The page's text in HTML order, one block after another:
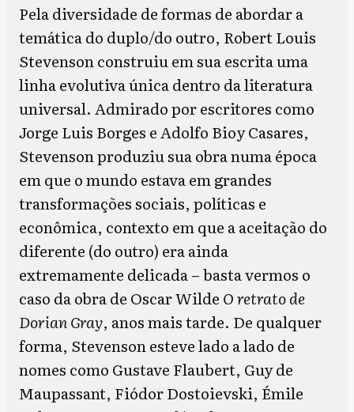
Pela diversidade de formas de abordar a
temática do duplo/do outro, Robert Louis
Stevenson construiu em sua escrita uma
linha evolutiva única dentro da literatura
universal. Admirado por escritores como
Jorge Luis Borges e Adolfo Bioy Casares,
Stevenson produziu sua obra numa época
em que o mundo estava em grandes
transformações sociais, políticas e
econômica, contexto em que a aceitação do
diferente (do outro) era ainda
extremamente delicada – basta vermos o
caso da obra de Oscar Wilde O retrato de
Dorian Gray, anos mais tarde. De qualquer
forma, Stevenson esteve lado a lado de
nomes como Gustave Flaubert, Guy de
Maupassant, Fiódor Dostoievski, Émile